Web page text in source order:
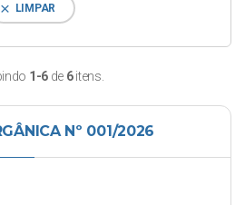
1-6 de 6itens.
Nº 001/2026
clear LIMPAR